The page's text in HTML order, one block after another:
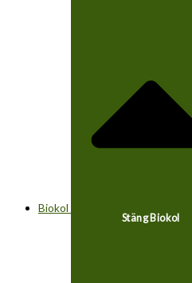
Biokol
Stäng Biokol